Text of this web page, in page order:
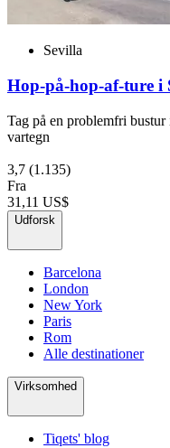
Sevilla
Hop-på-hop-af-ture i
Tag på en problemfri
vartegn
3,7 (1.135)
Fra
31,11 US$
Udforsk
Barcelona
London
New York
Paris
Rom
Alle destinationer
Virksomhed
Tiqets' blog